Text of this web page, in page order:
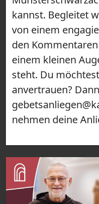
kannst. Begleitet
von einem
den
einem kleinen
steht. Du
anvertrauen?
nehmen deine